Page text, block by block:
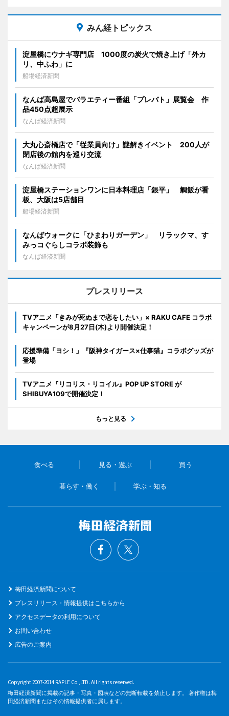
みん経トピックス
淀屋橋にウナギ専門店 1000度の炭火で焼き上げ「外カ
リ、中ふわ」に
船場経済新聞
なんば高島屋でバラエティー番組「プレバト」展覧会 作
品450点超展示
なんば経済新聞
大丸心斎橋店で「従業員向け」謎解きイベント 200人が
閉店後の館内を巡り交流
なんば経済新聞
淀屋橋ステーションワンに日本料理店「銀平」 鯛飯が看
板、大阪は5店舗目
船場経済新聞
なんばウォークに「ひまわりガーデン」 リラックマ、す
みっコぐらしコラボ装飾も
なんば経済新聞
プレスリリース
TVアニメ「きみが死ぬまで恋をしたい」× RAKU CAFE コラボ
キャンペーンが8月27日(木)より開催決定！
応援準備「ヨシ！」『阪神タイガース×仕事猫』コラボグッズが
登場
TVアニメ『リコリス・リコイル』POP UP STORE が
SHIBUYA109で開催決定！
もっと見る
食べる 見る・遊ぶ 買う
暮らす・働く 学ぶ・知る
梅田経済新聞について
プレスリリース・情報提供はこちらから
アクセスデータの利用について
お問い合わせ
広告のご案内
Copyright 2007-2014 RAPLE Co.,LTD. All rights reserved.
梅田経済新聞に掲載の記事・写真・図表などの無断転載を禁止します。 著作権は梅
田経済新聞またはその情報提供者に属します。